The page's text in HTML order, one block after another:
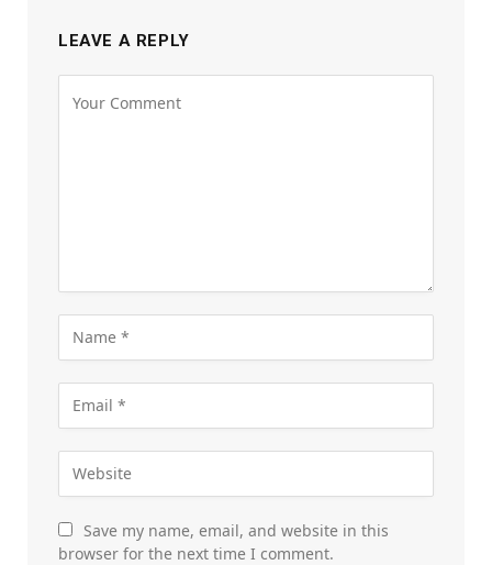
LEAVE A REPLY
Save my name, email, and website in this
browser for the next time I comment.